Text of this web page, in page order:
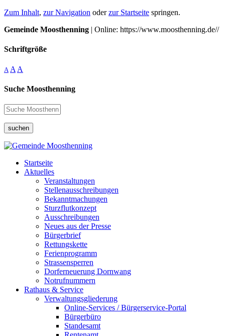
Zum Inhalt, zur Navigation oderzur Startseite springen.
Gemeinde Moosthenning | Online: https://www.moosthenning.de//
Schriftgröße
A A A
Suche Moosthenning
suchen
Startseite
Aktuelles
Veranstaltungen
Stellenausschreibungen
Bekanntmachungen
Sturzflutkonzept
Ausschreibungen
Neues aus der Presse
Bürgerbrief
Rettungskette
Ferienprogramm
Strassensperren
Dorferneuerung Dornwang
Notrufnummern
Rathaus & Service
Verwaltungsgliederung
Online-Services / Bürgerservice-Portal
Bürgerbüro
Standesamt